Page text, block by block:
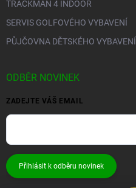
TRACKMAN 4 INDOOR
SERVIS GOLFOVÉHO VYBAVENÍ
PŮJČOVNA DĚTSKÉHO VYBAVENÍ
ODBĚR NOVINEK
ZADEJTE VÁŠ EMAIL
Přihlásit k odběru novinek